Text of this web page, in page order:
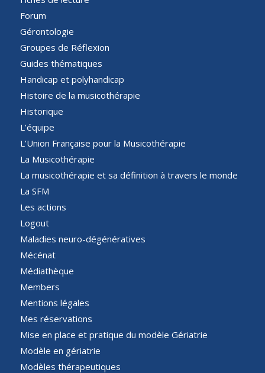
Forum
Gérontologie
Groupes de Réflexion
Guides thématiques
Handicap et polyhandicap
Histoire de la musicothérapie
Historique
L’équipe
L’Union Française pour la Musicothérapie
La Musicothérapie
La musicothérapie et sa définition à travers le monde
La SFM
Les actions
Logout
Maladies neuro-dégénératives
Mécénat
Médiathèque
Members
Mentions légales
Mes réservations
Mise en place et pratique du modèle Gériatrie
Modèle en gériatrie
Modèles thérapeutiques